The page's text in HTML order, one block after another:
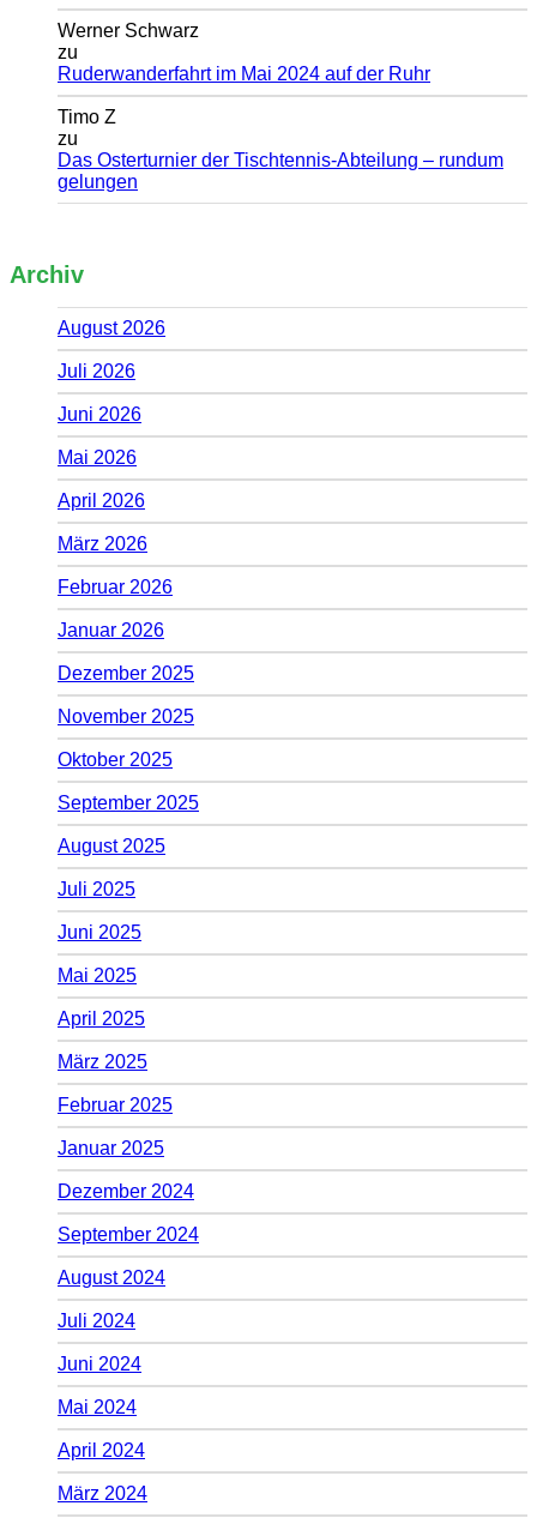
Werner Schwarz
zu
Ruderwanderfahrt im Mai 2024 auf der Ruhr
Timo Z
zu
Das Osterturnier der Tischtennis-Abteilung – rundum
gelungen
Archiv
August 2026
Juli 2026
Juni 2026
Mai 2026
April 2026
März 2026
Februar 2026
Januar 2026
Dezember 2025
November 2025
Oktober 2025
September 2025
August 2025
Juli 2025
Juni 2025
Mai 2025
April 2025
März 2025
Februar 2025
Januar 2025
Dezember 2024
September 2024
August 2024
Juli 2024
Juni 2024
Mai 2024
April 2024
März 2024